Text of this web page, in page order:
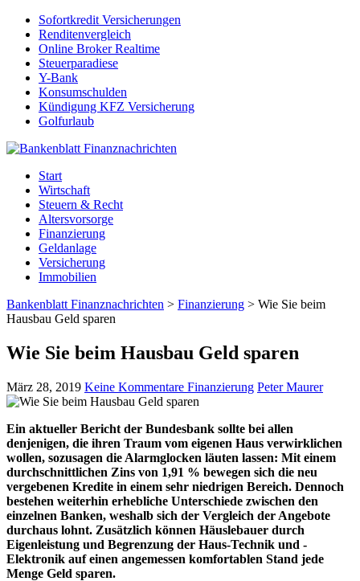
Sofortkredit Versicherungen
Renditenvergleich
Online Broker Realtime
Steuerparadiese
Y-Bank
Konsumschulden
Kündigung KFZ Versicherung
Golfurlaub
Start
Wirtschaft
Steuern & Recht
Altersvorsorge
Finanzierung
Geldanlage
Versicherung
Immobilien
Bankenblatt Finanznachrichten > Finanzierung > Wie Sie beim
Hausbau Geld sparen
Wie Sie beim Hausbau Geld sparen
März 28, 2019 Keine Kommentare Finanzierung Peter Maurer
Ein aktueller Bericht der Bundesbank sollte bei allen
denjenigen, die ihren Traum vom eigenen Haus verwirklichen
wollen, sozusagen die Alarmglocken läuten lassen: Mit einem
durchschnittlichen Zins von 1,91 % bewegen sich die neu
vergebenen Kredite in einem sehr niedrigen Bereich. Dennoch
bestehen weiterhin erhebliche Unterschiede zwischen den
einzelnen Banken, weshalb sich der Vergleich der Angebote
durchaus lohnt. Zusätzlich können Häuslebauer durch
Eigenleistung und Begrenzung der Haus-Technik und -
Elektronik auf einen angemessen komfortablen Stand jede
Menge Geld sparen.